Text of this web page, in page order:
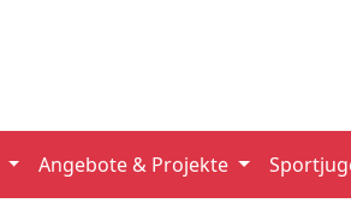
Angebote & Projekte